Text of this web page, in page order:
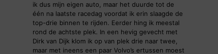
ik dus mijn eigen auto, maar het duurde tot de
één na laatste racedag voordat ik erin slaagde de
top-drie binnen te rijden. Eerder hing ik meestal
rond de achtste plek. In een hevig gevecht met
Dirk van Dijk klom ik op van plek drie naar twee,
maar met ineens een paar Volvo’s ertussen moest